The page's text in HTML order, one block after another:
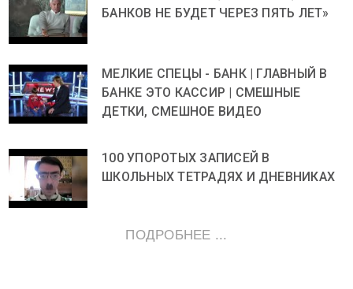
БАНКОВ НЕ БУДЕТ ЧЕРЕЗ ПЯТЬ ЛЕТ»
МЕЛКИЕ СПЕЦЫ - БАНК | ГЛАВНЫЙ В
БАНКЕ ЭТО КАССИР | СМЕШНЫЕ
ДЕТКИ, СМЕШНОЕ ВИДЕО
100 УПОРОТЫХ ЗАПИСЕЙ В
ШКОЛЬНЫХ ТЕТРАДЯХ И ДНЕВНИКАХ
ПОДРОБНЕЕ ...